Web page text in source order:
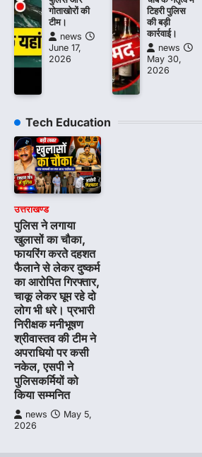
गोताखोरों की
टीम।
news
June 17,
2026
टिहरी पुलिस
की बड़ी
कार्रवाई।
news
May 30,
2026
Tech Education
उत्तराखण्ड
पुलिस ने लगाया
खुलासों का चौका,
फायरिंग करते दहशत
फैलाने से लेकर दुष्कर्म
का आरोपित गिरफ्तार,
चाकू लेकर घूम रहे दो
लोग भी धरे। प्रभारी
निरीक्षक मनीभूषण
श्रीवास्तव की टीम ने
अपराधियो पर कसी
नकेल, एसपी ने
पुलिसकर्मियों को
किया सम्मनित
news
May 5,
2026